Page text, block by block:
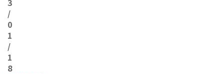
/
0
1
/
1
8